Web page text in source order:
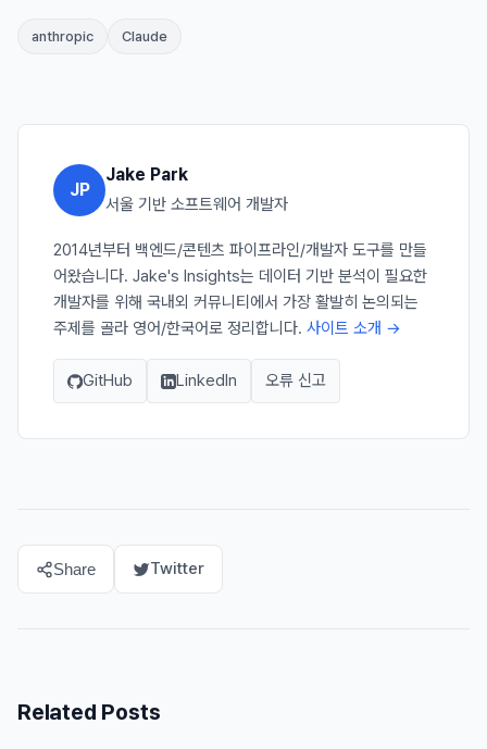
anthropic Claude
JP
Jake Park
서울 기반 소프트웨어 개발자
2014년부터 백엔드/콘텐츠 파이프라인/개발자 도구를 만들
어왔습니다. Jake's Insights는 데이터 기반 분석이 필요한
개발자를 위해 국내외 커뮤니티에서 가장 활발히 논의되는
주제를 골라 영어/한국어로 정리합니다. 사이트 소개 →
GitHub LinkedIn 오류 신고
Share Twitter
Related Posts